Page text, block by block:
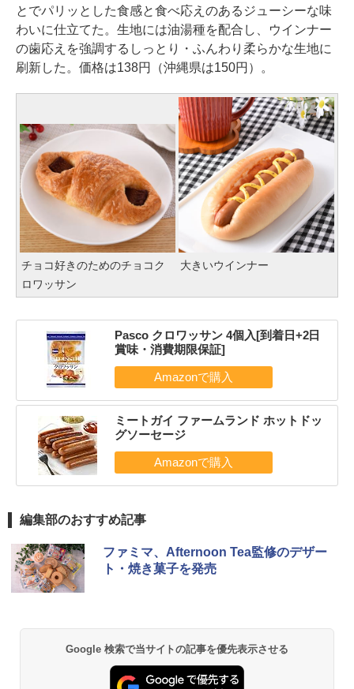
とでパリッとした食感と食べ応えのあるジューシーな味
わいに仕立てた。生地には油湯種を配合し、ウインナー
の歯応えを強調するしっとり・ふんわり柔らかな生地に
刷新した。価格は138円（沖縄県は150円）。
チョコ好きのためのチョコク
ロワッサン
大きいウインナー
Pasco クロワッサン 4個入[到着日+2日
賞味・消費期限保証]
ミートガイ ファームランド ホットドッ
グソーセージ
編集部のおすすめ記事
ファミマ、Afternoon Tea監修のデザー
ト・焼き菓子を発売
Google 検索で当サイトの記事を優先表示させる